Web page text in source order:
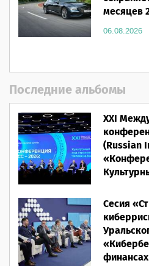
месяцев
06.08.2026
Последние альбомы
XXI
(Russian
28.05.2026
Сесия